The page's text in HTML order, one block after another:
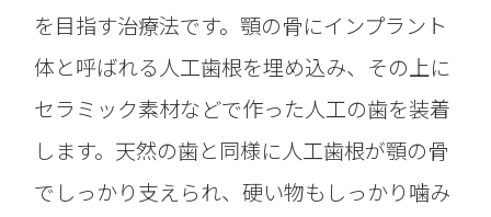
を目指す治療法です。顎の骨にインプラント
体と呼ばれる人工歯根を埋め込み、その上に
セラミック素材などで作った人工の歯を装着
します。天然の歯と同様に人工歯根が顎の骨
でしっかり支えられ、硬い物もしっかり噛み